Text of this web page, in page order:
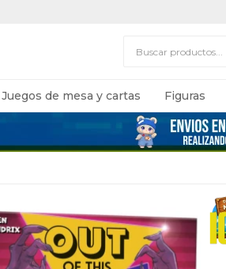
Juegos de mesa y cartas Figuras